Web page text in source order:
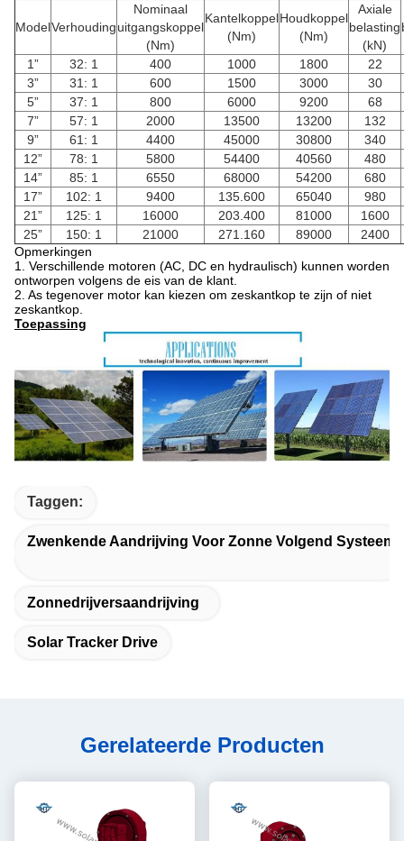
ModelVerhouding
Nominaal
uitgangskoppel
(Nm)
Kantelkoppel
(Nm)
Houdkoppel
(Nm)
Axiale
belasting
(kN)
1” 32: 1 400 1000 1800
22
3”
31: 1 600 1500 3000
30
5”
37: 1 800 6000 9200
68
7”
57: 1 2000 13500 13200
132
9”
61: 1 4400 45000 30800
340
12”
78: 1 5800 54400 40560
480
14”
85: 1 6550 68000 54200
680
17”
102: 1 9400 135.600 65040
980
21”
125: 1 16000 203.400 81000
1600
25”
150: 1 21000 271.160 89000
2400
Opmerkingen
1. Verschillende motoren (AC, DC en hydraulisch) kunnen worden
ontworpen volgens de eis van de klant.
2. As tegenover motor kan kiezen om zeskantkop te zijn of niet
zeskantkop.
Toepassing
Taggen:
Zwenkende Aandrijving Voor Zonne Volgend Systeem
Zonnedrijversaandrijving
Solar Tracker Drive
Gerelateerde Producten